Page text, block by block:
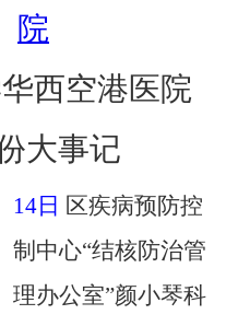
院
西空港医院
大事记
14日 区疾病预防控
制中心“结核防治管
理办公室”颜小琴科